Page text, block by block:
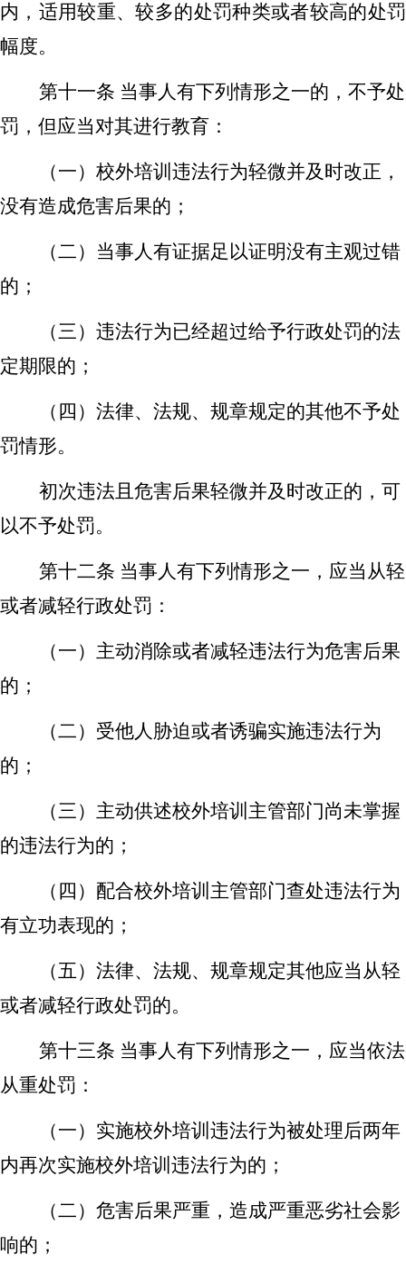
内，适用较重、较多的处罚种类或者较高的处罚
幅度。
第十一条 当事人有下列情形之一的，不予处
罚，但应当对其进行教育：
（一）校外培训违法行为轻微并及时改正，
没有造成危害后果的；
（二）当事人有证据足以证明没有主观过错
的；
（三）违法行为已经超过给予行政处罚的法
定期限的；
（四）法律、法规、规章规定的其他不予处
罚情形。
初次违法且危害后果轻微并及时改正的，可
以不予处罚。
第十二条 当事人有下列情形之一，应当从轻
或者减轻行政处罚：
（一）主动消除或者减轻违法行为危害后果
的；
（二）受他人胁迫或者诱骗实施违法行为
的；
（三）主动供述校外培训主管部门尚未掌握
的违法行为的；
（四）配合校外培训主管部门查处违法行为
有立功表现的；
（五）法律、法规、规章规定其他应当从轻
或者减轻行政处罚的。
第十三条 当事人有下列情形之一，应当依法
从重处罚：
（一）实施校外培训违法行为被处理后两年
内再次实施校外培训违法行为的；
（二）危害后果严重，造成严重恶劣社会影
响的；